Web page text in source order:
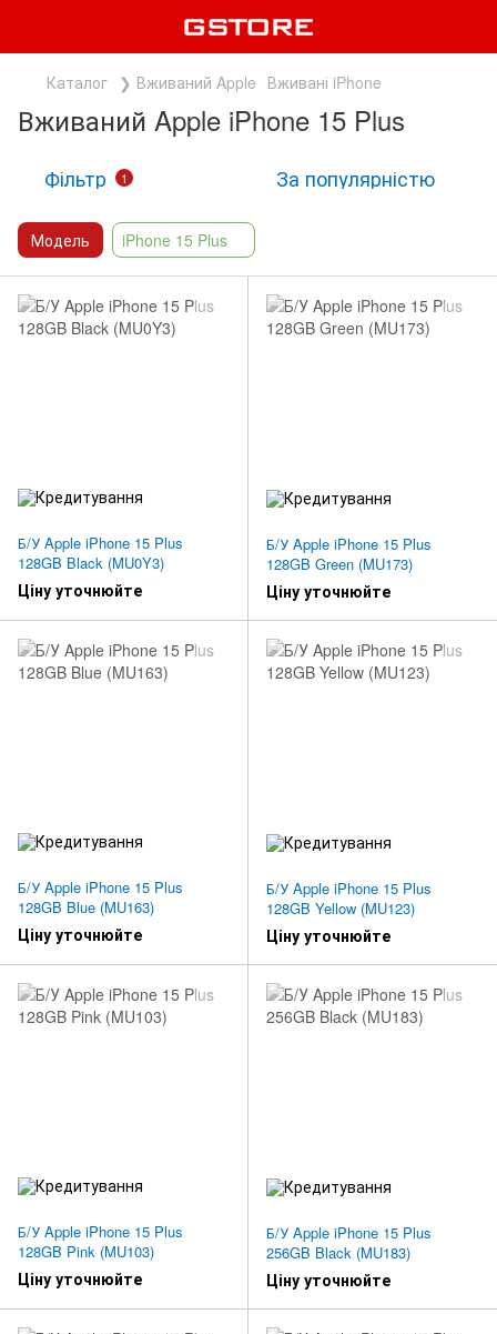
Каталог ❯ Вживаний Apple Вживані iPhone
Вживаний Apple iPhone 15 Plus
Фільтр 1 За популярністю
Модель iPhone 15 Plus
Б/У Apple iPhone 15 Plus
128GB Black (MU0Y3)
Ціну уточнюйте
Б/У Apple iPhone 15 Plus
128GB Green (MU173)
Ціну уточнюйте
Б/У Apple iPhone 15 Plus
128GB Blue (MU163)
Ціну уточнюйте
Б/У Apple iPhone 15 Plus
128GB Yellow (MU123)
Ціну уточнюйте
Б/У Apple iPhone 15 Plus
128GB Pink (MU103)
Ціну уточнюйте
Б/У Apple iPhone 15 Plus
256GB Black (MU183)
Ціну уточнюйте